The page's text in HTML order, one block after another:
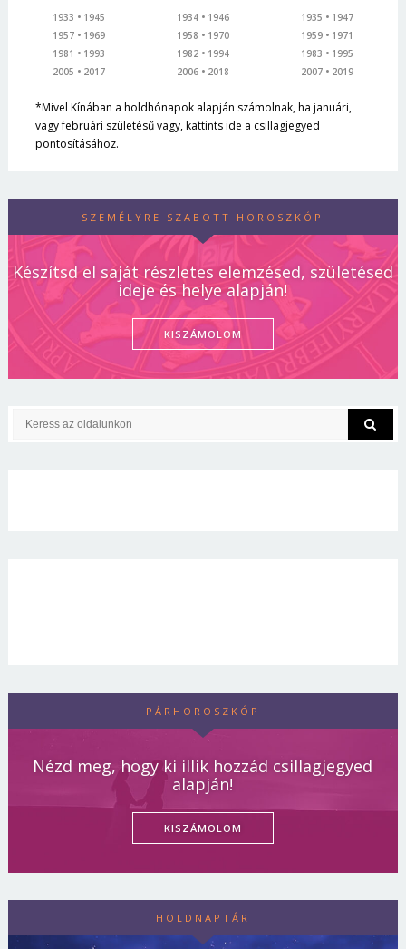
1933
1945
1957
1969
1981
1993
2005
2017
1934
1946
1958
1970
1982
1994
2006
2018
1935
1947
1959
1971
1983
1995
2007
2019
*Mivel Kínában a holdhónapok alapján számolnak, ha januári,
vagy februári születésű vagy, kattints ide a csillagjegyed
pontosításához.
SZEMÉLYRE SZABOTT HOROSZKÓP
Készítsd el saját részletes elemzésed, születésed
ideje és helye alapján!
KISZÁMOLOM
PÁRHOROSZKÓP
Nézd meg, hogy ki illik hozzád csillagjegyed
alapján!
KISZÁMOLOM
HOLDNAPTÁR